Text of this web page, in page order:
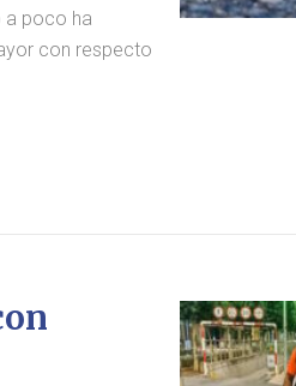
a poco ha
con respecto